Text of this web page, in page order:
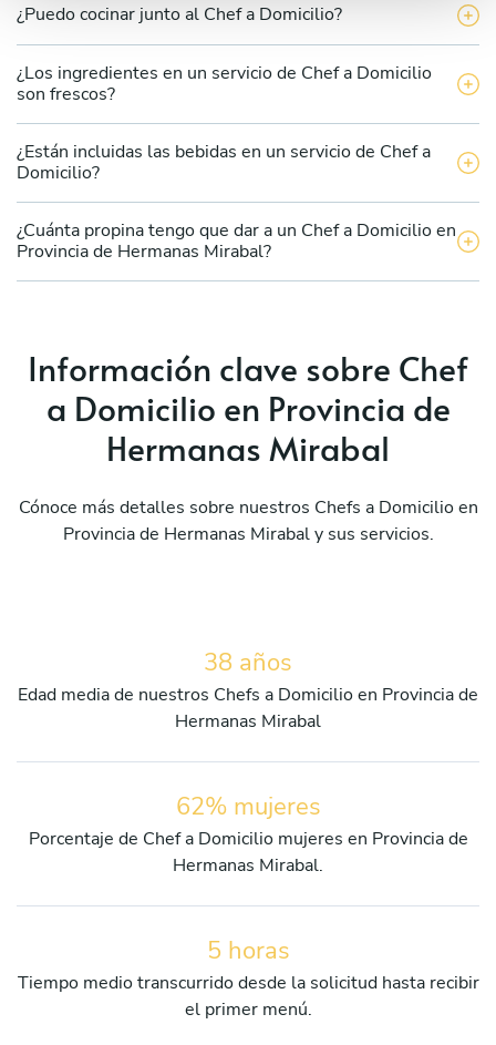
¿Puedo cocinar junto al Chef a Domicilio?
¿Los ingredientes en un servicio de Chef a Domicilio
son frescos?
¿Están incluidas las bebidas en un servicio de Chef a
Domicilio?
¿Cuánta propina tengo que dar a un Chef a Domicilio en
Provincia de Hermanas Mirabal?
Información clave sobre Chef
a Domicilio en Provincia de
Hermanas Mirabal
Cónoce más detalles sobre nuestros Chefs a Domicilio en
Provincia de Hermanas Mirabal y sus servicios.
38 años
Edad media de nuestros Chefs a Domicilio en Provincia de
Hermanas Mirabal
62% mujeres
Porcentaje de Chef a Domicilio mujeres en Provincia de
Hermanas Mirabal.
5 horas
Tiempo medio transcurrido desde la solicitud hasta recibir
el primer menú.